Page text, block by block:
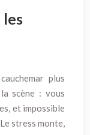
les
plus
scène : vous
et impossible
stress monte,